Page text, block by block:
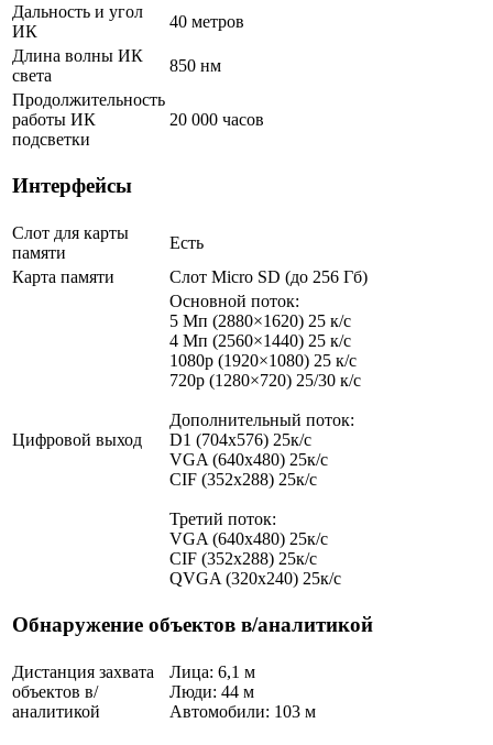
Дальность и угол
ИК
40 метров
Длина волны ИК
света
850 нм
Продолжительность
работы ИК
подсветки
20 000 часов
Интерфейсы
Слот для карты
памяти
Есть
Карта памяти
Слот Micro SD (до 256 Гб)
Цифровой выход
Основной поток:
5 Мп (2880×1620) 25 к/с
4 Мп (2560×1440) 25 к/с
1080p (1920×1080) 25 к/с
720p (1280×720) 25/30 к/с
Дополнительный поток:
D1 (704x576) 25к/с
VGA (640x480) 25к/с
CIF (352x288) 25к/с
Третий поток:
VGA (640x480) 25к/с
CIF (352x288) 25к/с
QVGA (320х240) 25к/с
Обнаружение объектов в/аналитикой
Дистанция захвата
объектов в/
аналитикой
Лица: 6,1 м
Люди: 44 м
Автомобили: 103 м